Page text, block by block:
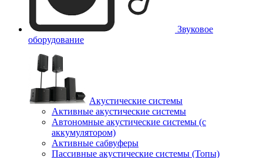
Звуковое
оборудование
Акустические системы
Активные акустические системы
Автономные акустические системы (с
аккумулятором)
Активные сабвуферы
Пассивные акустические системы (Топы)